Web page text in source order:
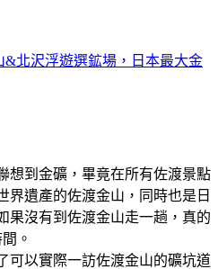
&北沢浮遊選鉱場，日本最大金
想到金礦，畢竟在所有佐渡景點
界遺產的佐渡金山，同時也是日
果沒有到佐渡金山走一趟，真的
。
可以實際一訪佐渡金山的礦坑道